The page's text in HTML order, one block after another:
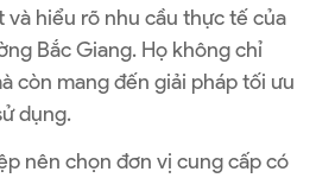
và hiểu rõ nhu cầu thực tế của
Bắc Giang. Họ không chỉ
còn mang đến giải pháp tối ưu
dụng.
nên chọn đơn vị cung cấp có